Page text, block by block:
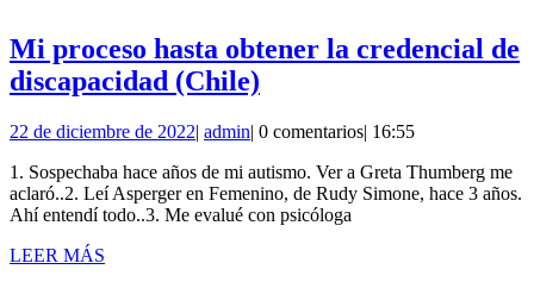
Mi proceso hasta obtener la credencial de
discapacidad (Chile)
hasta
obtener
la
22 de diciembre de 202222
diciembre
de
2022
| adminadmin
| 0 comentarios| 16:55
1. Sospechaba hace años de mi autismo. Ver a Greta Thumberg me
aclaró..2. Leí Asperger en Femenino, de Rudy Simone, hace 3 años.
Ahí entendí todo..3. Me evalué con psicóloga
LEER MÁS